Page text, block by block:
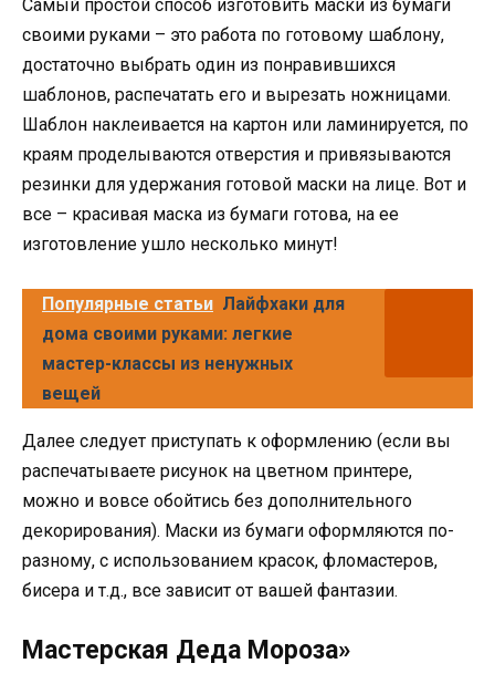
Самый простой способ изготовить маски из бумаги
своими руками – это работа по готовому шаблону,
достаточно выбрать один из понравившихся
шаблонов, распечатать его и вырезать ножницами.
Шаблон наклеивается на картон или ламинируется, по
краям проделываются отверстия и привязываются
резинки для удержания готовой маски на лице. Вот и
все – красивая маска из бумаги готова, на ее
изготовление ушло несколько минут!
Популярные статьи Лайфхаки для
дома своими руками: легкие
мастер-классы из ненужных
вещей
Далее следует приступать к оформлению (если вы
распечатываете рисунок на цветном принтере,
можно и вовсе обойтись без дополнительного
декорирования). Маски из бумаги оформляются по-
разному, с использованием красок, фломастеров,
бисера и т.д., все зависит от вашей фантазии.
Мастерская Деда Мороза»